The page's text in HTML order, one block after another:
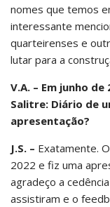
nomes que temos
interessante
quarteirenses e
lutar para a
V.A. – Em junho
Salitre: Diário de
apresentação?
J.S. – Exatamente.
2022 e fiz uma
agradeço a
assistiram e o